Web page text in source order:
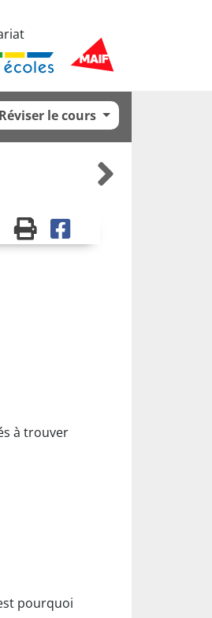
Réviser le cours
à trouver
pourquoi